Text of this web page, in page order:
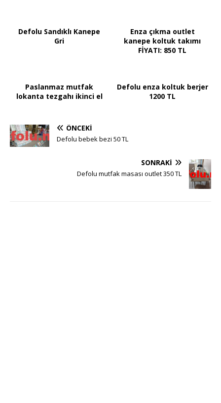
Defolu Sandıklı Kanepe
Gri
Enza çıkma outlet
kanepe koltuk takımı
FİYATI: 850 TL
Paslanmaz mutfak
lokanta tezgahı ikinci el
Defolu enza koltuk berjer
1200 TL
ÖNCEKI
Defolu bebek bezi 50 TL
SONRAKI
Defolu mutfak masası outlet 350 TL